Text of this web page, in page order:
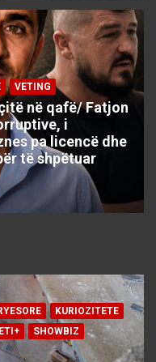
VETING
në qafë/ Fatjon
i
pa licencë dhe
të shpëtuar
KURIOZITETE
SHOWBIZ